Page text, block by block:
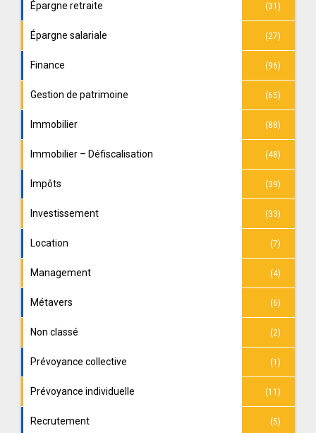
Épargne retraite (31)
Épargne salariale (27)
Finance (96)
Gestion de patrimoine (65)
Immobilier (88)
Immobilier – Défiscalisation (48)
Impôts (39)
Investissement (33)
Location (7)
Management (4)
Métavers (6)
Non classé (2)
Prévoyance collective (1)
Prévoyance individuelle (11)
Recrutement (5)